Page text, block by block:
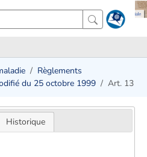
Règlements
du 25 octobre 1999
Art. 13
Historique